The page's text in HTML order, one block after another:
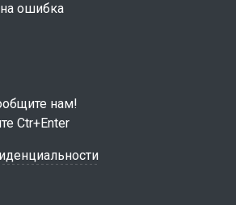
ошибка
нам!
Ctr+Enter